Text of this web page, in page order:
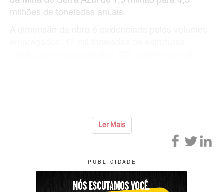
milhões de toneladas anuais.
Ler Mais
P U B L I C I D A D E